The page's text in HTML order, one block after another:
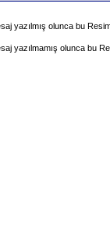
yazılmış olunca bu
yazılmamış olunca bu